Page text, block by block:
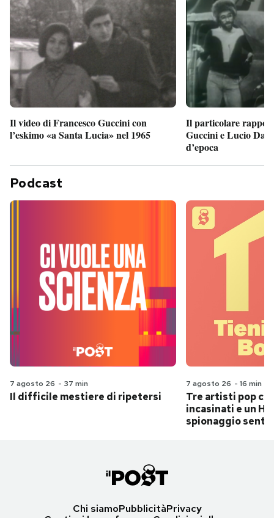
Il video di Francesco Guccini con
l’eskimo «a Santa Lucia» nel 1965
Il particolare
Guccini e Lucio
d’epoca
Podcast
7 agosto 26 - 37 min
Il difficile mestiere di ripetersi
7 agosto 26 - 16 min
Tre artisti pop
incasinati e un
spionaggio
Chi siamoPubblicitàPrivacy